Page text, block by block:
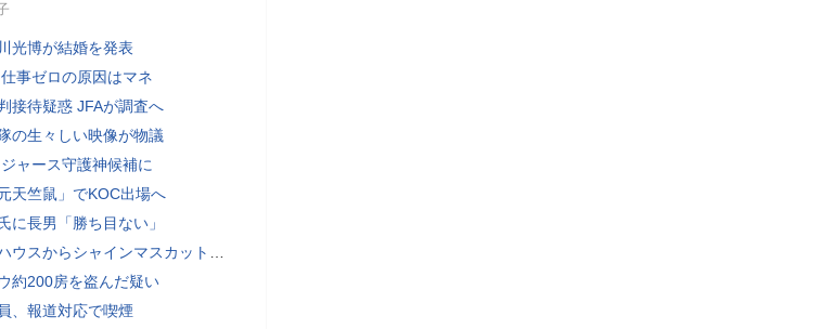
光博が結婚を発表
事ゼロの原因はマネ
接待疑惑 JFAが調査へ
の生々しい映像が物議
ャース守護神候補に
天竺鼠」でKOC出場へ
に長男「勝ち目ない」
ンマスカット約200房を盗んだ疑い ネットで販売か 無職の男（42）逮捕 岡山県警
約200房を盗んだ疑い
、報道対応で喫煙